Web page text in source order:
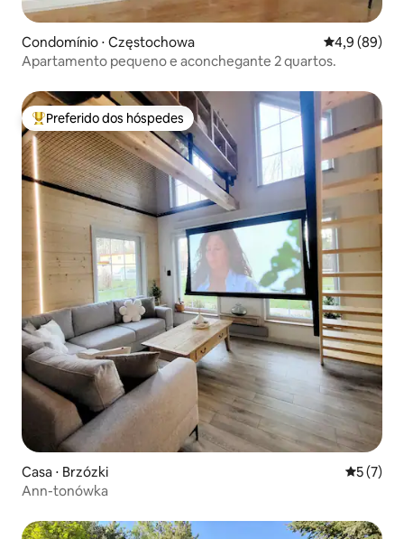
Condomínio ⋅ Częstochowa 4,9 de uma
4,9 (89)
Apartamento pequeno e aconchegante 2 quartos.
Entre os melhores preferidos dos hóspedes
Preferido dos hóspedes
Casa ⋅ Brzózki 5 de
5 (7)
Ann-tonówka